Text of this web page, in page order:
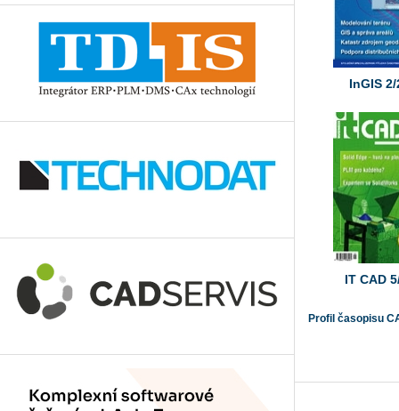
InGIS 2/
IT CAD
Profil časopisu